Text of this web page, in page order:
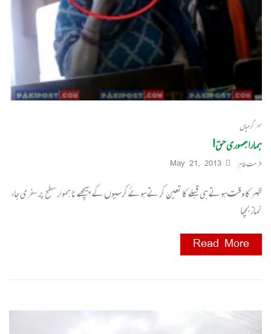
سرگرمیاں
ہمارا جمہوری حق!
فرحت طاہر May 21, 2013
ظہر کا وقت ہوتے ہی قبلے کا تعین کرتے ہوئے کرسیوں کے پیچھے نا ہموار سطح پر سفری جاء
نمازبچھا
Read More